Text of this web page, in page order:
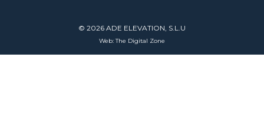
© 2026 ADE ELEVATION, S.L.U
Web: The Digital Zone